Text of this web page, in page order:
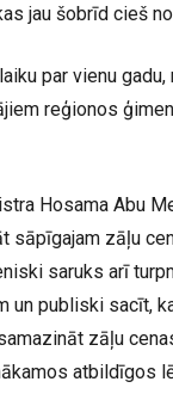
jau šobrīd cieš
par vienu
reģionos
Hosama Abu
zāļu
saruks arī
un publiski sacīt,
zāļu
atbildīgos